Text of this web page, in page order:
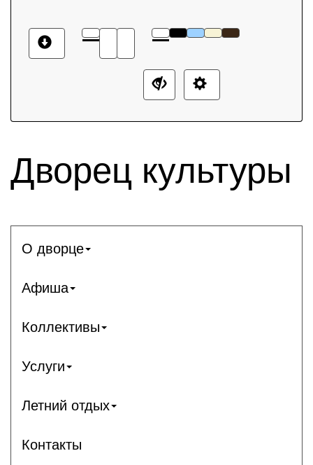
Дворец культуры
О дворце
Афиша
Коллективы
Услуги
Летний отдых
Контакты